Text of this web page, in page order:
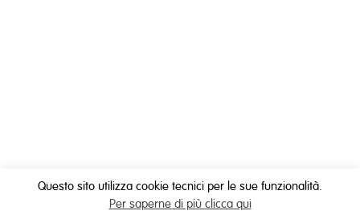
Questo sito utilizza cookie tecnici per le sue funzionalità.
Per saperne di più clicca qui